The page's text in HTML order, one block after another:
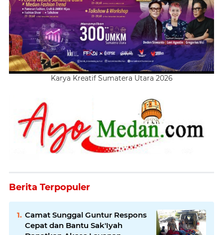
Karya Kreatif Sumatera Utara 2026
Berita Terpopuler
Camat Sunggal Guntur Respons
Cepat dan Bantu Sak'Iyah